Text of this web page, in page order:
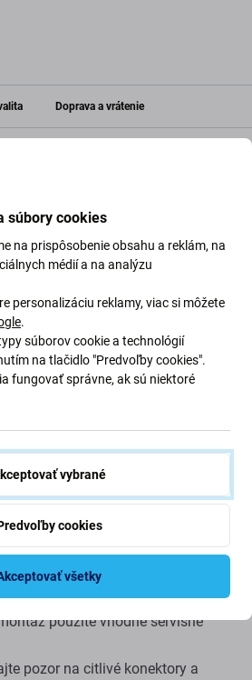
Doprava a vrátenie
iPhone XR
zariadenia
Apple iPhone XR
tento náhradný diel predstavuje
SIM karty do zariadenia.
presnú kompatibilitu s
V porovnaní s originálnym dielom
rozdiely vo vzhľade,
použite vhodné servisné
pozor na citlivé konektory a
súbory cookies
na prispôsobenie obsahu a reklám, na
médií a na analýzu
personalizáciu reklamy, viac si môžete
.
súborov cookie a technológií
na tlačidlo "Predvoľby cookies".
fungovať správne, ak sú niektoré
vybrané
cookies
všetky